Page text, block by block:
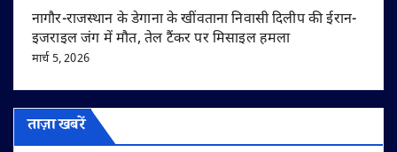
नागौर-राजस्थान के डेगाना के खींवताना निवासी दिलीप की ईरान-
इजराइल जंग में मौत, तेल टैंकर पर मिसाइल हमला
मार्च 5, 2026
ताज़ा खबरें